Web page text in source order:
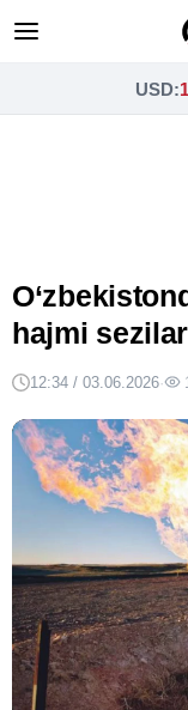
USD:
hajmi
12:34 / 03.06.2026·